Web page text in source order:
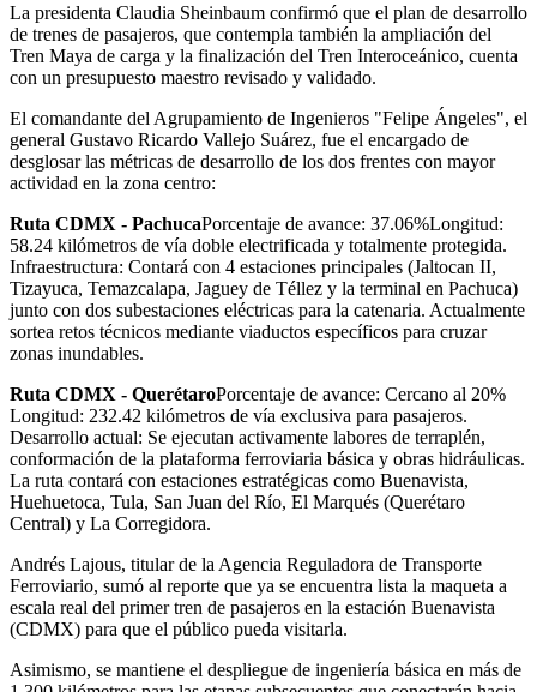
La presidenta Claudia Sheinbaum confirmó que el plan de desarrollo
de trenes de pasajeros, que contempla también la ampliación del
Tren Maya de carga y la finalización del Tren Interoceánico, cuenta
con un presupuesto maestro revisado y validado.
El comandante del Agrupamiento de Ingenieros "Felipe Ángeles", el
general Gustavo Ricardo Vallejo Suárez, fue el encargado de
desglosar las métricas de desarrollo de los dos frentes con mayor
actividad en la zona centro:
​Ruta CDMX - Pachuca​Porcentaje de avance: 37.06% ​Longitud:
58.24 kilómetros de vía doble electrificada y totalmente protegida. ​
Infraestructura: Contará con 4 estaciones principales (Jaltocan II,
Tizayuca, Temazcalapa, Jaguey de Téllez y la terminal en Pachuca)
junto con dos subestaciones eléctricas para la catenaria. Actualmente
sortea retos técnicos mediante viaductos específicos para cruzar
zonas inundables.
Ruta CDMX - Querétaro​Porcentaje de avance: Cercano al 20% ​
Longitud: 232.42 kilómetros de vía exclusiva para pasajeros. ​
Desarrollo actual: Se ejecutan activamente labores de terraplén,
conformación de la plataforma ferroviaria básica y obras hidráulicas.
La ruta contará con estaciones estratégicas como Buenavista,
Huehuetoca, Tula, San Juan del Río, El Marqués (Querétaro
Central) y La Corregidora.
Andrés Lajous, titular de la Agencia Reguladora de Transporte
Ferroviario, sumó al reporte que ya se encuentra lista la maqueta a
escala real del primer tren de pasajeros en la estación Buenavista
(CDMX) para que el público pueda visitarla.
Asimismo, se mantiene el despliegue de ingeniería básica en más de